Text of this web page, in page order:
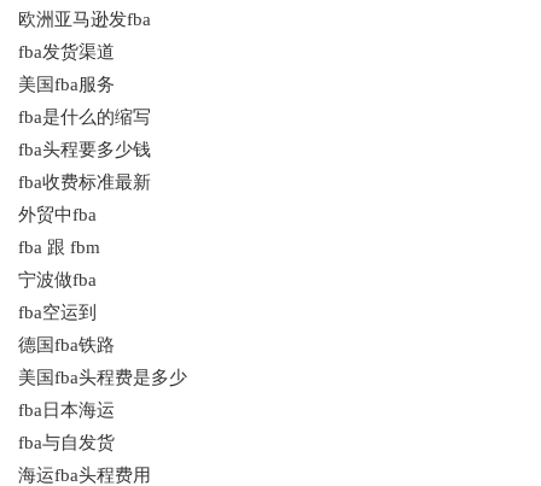
欧洲亚马逊发fba
fba发货渠道
美国fba服务
fba是什么的缩写
fba头程要多少钱
fba收费标准最新
外贸中fba
fba 跟 fbm
宁波做fba
fba空运到
德国fba铁路
美国fba头程费是多少
fba日本海运
fba与自发货
海运fba头程费用